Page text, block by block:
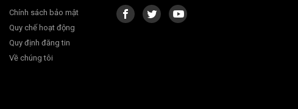
Chính sách bảo mật
Quy chế hoạt động
Quy định đăng tin
Về chúng tôi